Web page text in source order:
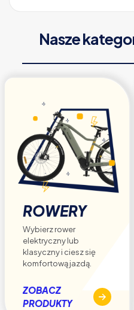
Nasze
ROWERY
Wybierz rower
elektryczny lub
klasyczny i ciesz się
komfortową jazdą.
ZOBACZ
PRODUKTY